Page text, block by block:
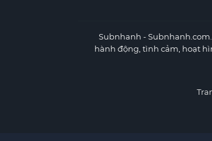
Subnhanh -
hành động, tình cảm, hoạt